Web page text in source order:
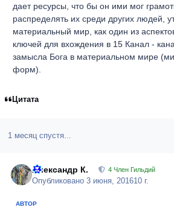
дает ресурсы, что бы он ими мог
распределять их среди других людей,
материальный мир, как один из
ключей для вхождения в 15 Канал -
замысла Бога в материальном мире
форм).
Цитата
1 месяц спустя...
Александр К. 4 Член Гильдий
Опубликовано3 июня, 201610 г.
АВТОР